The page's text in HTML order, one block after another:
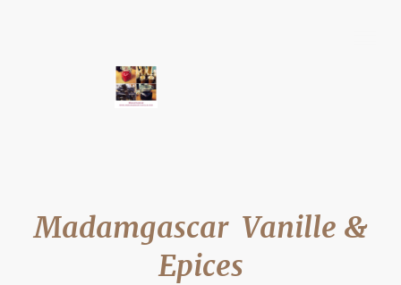
Madamgascar Vanille &
Epices